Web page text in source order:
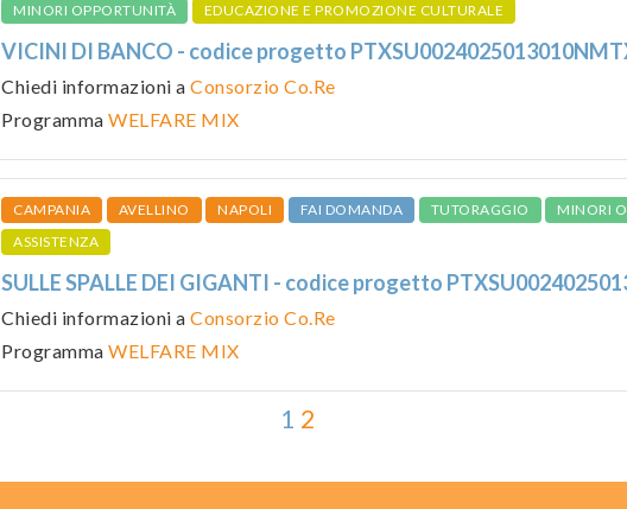
MINORI OPPORTUNITÀ
EDUCAZIONE E PROMOZIONE CULTURALE
VICINI DI BANCO - codice progetto
Chiedi informazioni a Consorzio Co.Re
Programma WELFARE MIX
CAMPANIA AVELLINO NAPOLI FAI DOMANDA TUTORAGGIO
MINORI
ASSISTENZA
SULLE SPALLE DEI GIGANTI - codice progetto
Chiedi informazioni a Consorzio Co.Re
Programma WELFARE MIX
1 2